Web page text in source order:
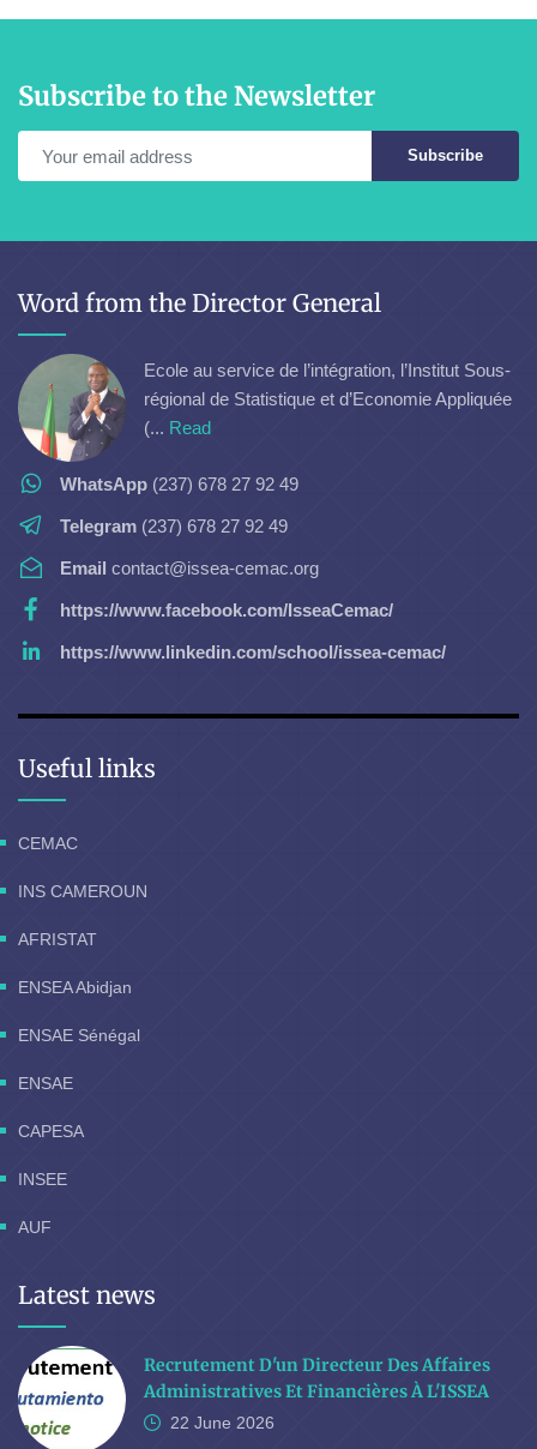
Subscribe to the Newsletter
Subscribe
Word from the Director General
Ecole au service de l’intégration, l’Institut Sous-
régional de Statistique et d’Economie Appliquée
(... Read
WhatsApp (237) 678 27 92 49
Telegram (237) 678 27 92 49
Email contact@issea-cemac.org
https://www.facebook.com/IsseaCemac/
https://www.linkedin.com/school/issea-cemac/
Useful links
CEMAC
INS CAMEROUN
AFRISTAT
ENSEA Abidjan
ENSAE Sénégal
ENSAE
CAPESA
INSEE
AUF
Latest news
Recrutement D'un Directeur Des Affaires
Administratives Et Financières À L'ISSEA
22 June 2026